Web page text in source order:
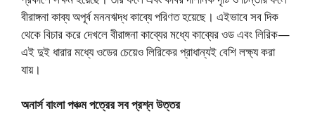
বীরাঙ্গনা কাব্য অপূর্ব মননঋদ্ধ কাব্যে পরিণত হয়েছে। এইভাবে সব দিক
থেকে বিচার করে দেখলে বীরাঙ্গনা কাব্যের মধ্যে কাব্যের ওড এবং লিরিক—
এই দুই ধারার মধ্যে ওডের চেয়েও লিরিকের প্রাধান্যই বেশি লক্ষ্য করা
যায়।
অনার্স বাংলা পঞ্চম পত্রের সব প্রশ্ন উত্তর